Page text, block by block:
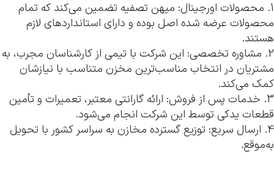
1. محصولات اورجینال: میهن تصفیه تضمین می‌کند که تمام
محصولات عرضه شده اصل بوده و دارای استانداردهای لازم
هستند.
2. مشاوره تخصصی: این شرکت با تیمی از کارشناسان مجرب، به
مشتریان در انتخاب مناسب‌ترین مخزن متناسب با نیازشان
کمک می‌کند.
3. خدمات پس از فروش: ارائه گارانتی معتبر، تعمیرات و تأمین
قطعات یدکی توسط این شرکت انجام می‌شود.
4. ارسال سریع: توزیع گسترده مخازن به سراسر کشور با تحویل
به‌موقع.